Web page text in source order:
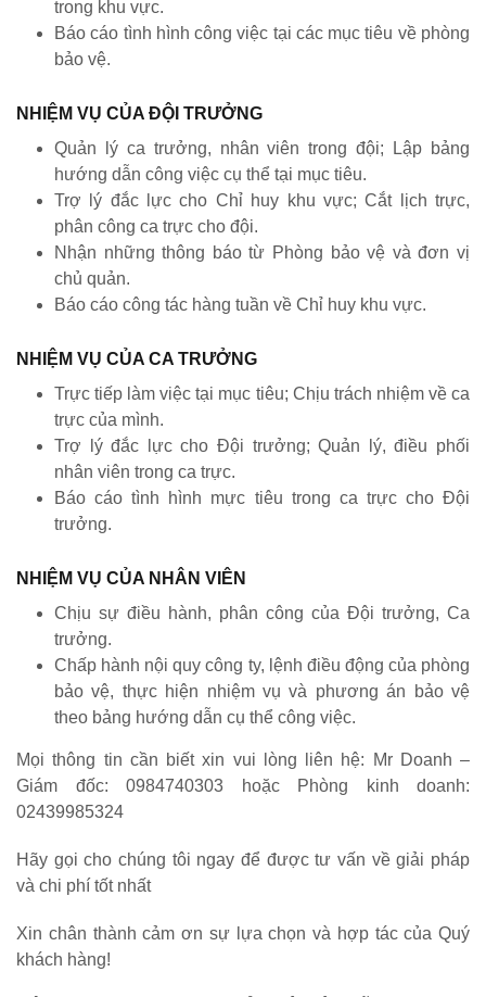
trong khu vực.
Báo cáo tình hình công việc tại các mục tiêu về phòng
bảo vệ.
NHIỆM VỤ CỦA ĐỘI TRƯỞNG
Quản lý ca trưởng, nhân viên trong đội; Lập bảng
hướng dẫn công việc cụ thể tại mục tiêu.
Trợ lý đắc lực cho Chỉ huy khu vực; Cắt lịch trực,
phân công ca trực cho đội.
Nhận những thông báo từ Phòng bảo vệ và đơn vị
chủ quản.
Báo cáo công tác hàng tuần về Chỉ huy khu vực.
NHIỆM VỤ CỦA CA TRƯỞNG
Trực tiếp làm việc tại mục tiêu; Chịu trách nhiệm về ca
trực của mình.
Trợ lý đắc lực cho Đội trưởng; Quản lý, điều phối
nhân viên trong ca trực.
Báo cáo tình hình mực tiêu trong ca trực cho Đội
trưởng.
NHIỆM VỤ CỦA NHÂN VIÊN
Chịu sự điều hành, phân công của Đội trưởng, Ca
trưởng.
Chấp hành nội quy công ty, lệnh điều động của phòng
bảo vệ, thực hiện nhiệm vụ và phương án bảo vệ
theo bảng hướng dẫn cụ thể công việc.
Mọi thông tin cần biết xin vui lòng liên hệ: Mr Doanh –
Giám đốc: 0984740303 hoặc Phòng kinh doanh:
02439985324
Hãy gọi cho chúng tôi ngay để được tư vấn về giải pháp
và chi phí tốt nhất
Xin chân thành cảm ơn sự lựa chọn và hợp tác của Quý
khách hàng!